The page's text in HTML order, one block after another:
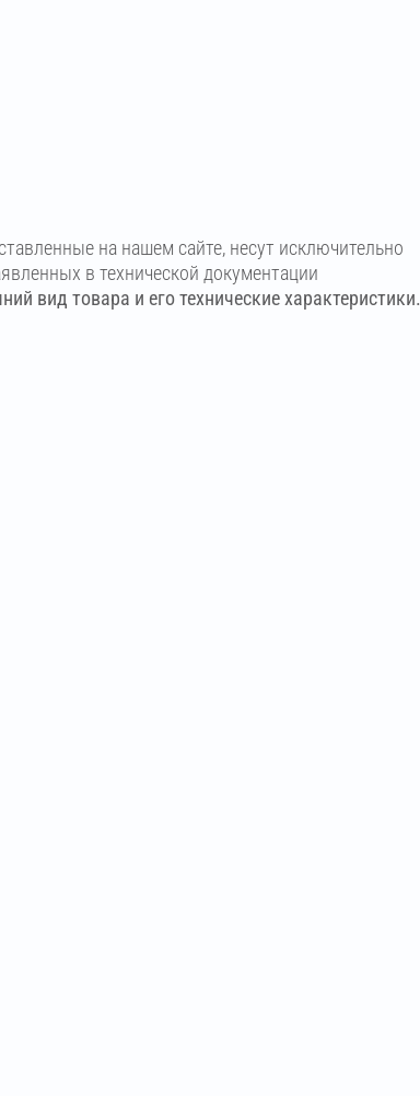
на нашем сайте, несут исключительно
в технической документации
вид товара и его технические характеристики.